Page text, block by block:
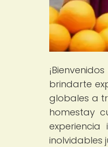
brindarte
globales a
homestay
inolvidables